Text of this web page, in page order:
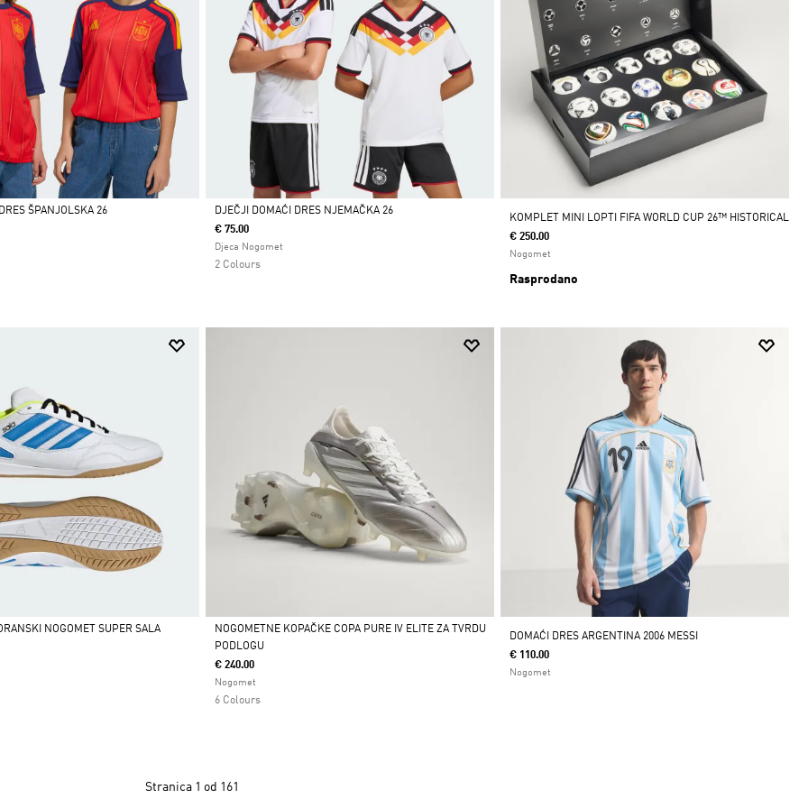
ŠPANJOLSKA 26
Da
DJEČJI DOMAĆI DRES NJEMAČKA 26
€ 75.00
Djeca Nogomet
2 Colours
KOMPLET MINI LOPTI FIFA WORLD CUP 26™ HISTORICAL
€ 250.00
Nogomet
Rasprodano
NOGOMET SUPER SALA
Da
NOGOMETNE KOPAČKE COPA PURE IV ELITE ZA TVRDU
PODLOGU
€ 240.00
Nogomet
6 Colours
DOMAĆI DRES ARGENTINA 2006 MESSI
€ 110.00
Nogomet
Stranica 1 od 161